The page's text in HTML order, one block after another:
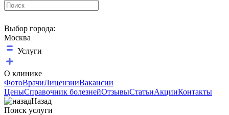
Выбор города:
Москва
Услуги
О клинике
ФотоВрачиЛицензииВакансии
ЦеныСправочник болезнейОтзывыСтатьиАкцииКонтакты
Назад
Поиск услуги